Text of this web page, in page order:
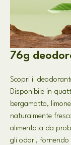
76g
Scopri il
Disponibile in
bergamotto,
naturalmente
alimentata da
gli odori, fornendo